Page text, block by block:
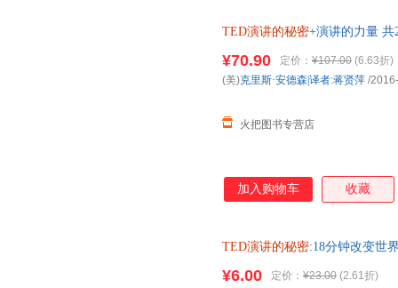
TED演讲的秘密+演讲的力量 共
¥70.90 定价： ¥107.00 (6.63折)
火把图书专营店
(美)克里斯·安德森|译者:蒋贤萍 /
加入购物车 收藏
TED演讲的秘密:18分钟改变世
¥6.00 定价： ¥23.00 (2.61折)